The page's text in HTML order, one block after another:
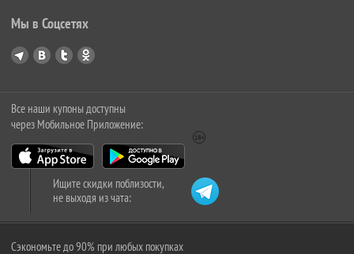
Мы в Соцсетях
Все наши купоны доступны
через Мобильное Приложение:
Ищите скидки поблизости,
не выходя из чата:
Сэкономьте до 90% при любых покупках